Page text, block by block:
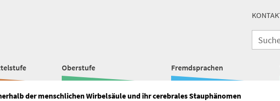
Oberstufe Fremdsprachen
der menschlichen Wirbelsäule und ihr cerebrales Stauphänomen